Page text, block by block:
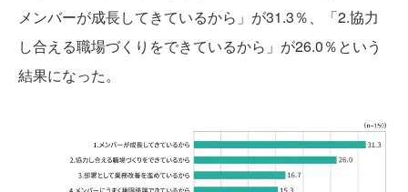
メンバーが成長してきているから」が31.3％、「2.協力
し合える職場づくりをできているから」が26.0％という
結果になった。